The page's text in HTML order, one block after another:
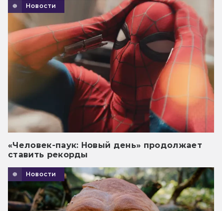
Новости
«Человек-паук: Новый день» продолжает
ставить рекорды
Новости